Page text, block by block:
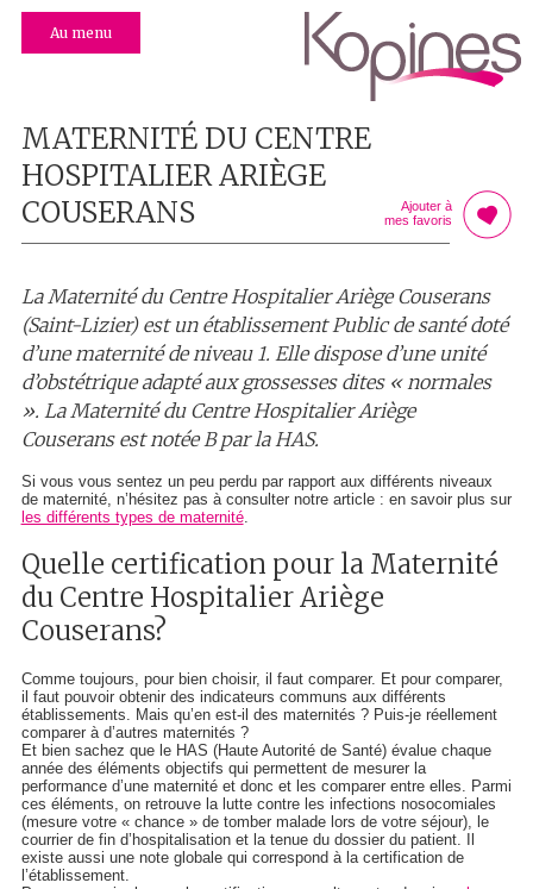
Au menu
MATERNITÉ DU CENTRE
HOSPITALIER ARIÈGE
COUSERANS
Ajouter à
mes favoris
La Maternité du Centre Hospitalier Ariège Couserans
(Saint-Lizier) est un établissement Public de santé doté
d’une maternité de niveau 1. Elle dispose d’une unité
d’obstétrique adapté aux grossesses dites « normales
». La Maternité du Centre Hospitalier Ariège
Couserans est notée B par la HAS.
Si vous vous sentez un peu perdu par rapport aux différents niveaux
de maternité, n’hésitez pas à consulter notre article : en savoir plus sur
les différents types de maternité.
Quelle certification pour la Maternité
du Centre Hospitalier Ariège
Couserans?
Comme toujours, pour bien choisir, il faut comparer. Et pour comparer,
il faut pouvoir obtenir des indicateurs communs aux différents
établissements. Mais qu’en est-il des maternités ? Puis-je réellement
comparer à d’autres maternités ?
Et bien sachez que le HAS (Haute Autorité de Santé) évalue chaque
année des éléments objectifs qui permettent de mesurer la
performance d’une maternité et donc et les comparer entre elles. Parmi
ces éléments, on retrouve la lutte contre les infections nosocomiales
(mesure votre « chance » de tomber malade lors de votre séjour), le
courrier de fin d’hospitalisation et la tenue du dossier du patient. Il
existe aussi une note globale qui correspond à la certification de
l’établissement.